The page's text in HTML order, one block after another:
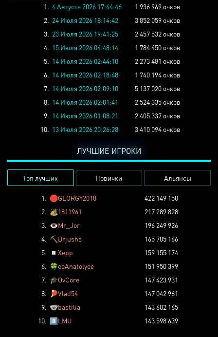
1. 4 Августа 2026 17:44:46
1 936 969 очков
2. 24 Июля 2026 18:14:42
3 852 059 очков
3. 23 Июля 2026 19:41:25
2 457 532 очков
4. 15 Июля 2026 04:48:14
1 784 450 очков
5. 14 Июля 2026 02:44:10
2 273 481 очков
6. 14 Июля 2026 02:18:48
1 740 194 очков
7. 14 Июля 2026 02:09:10
5 137 020 очков
8. 14 Июля 2026 02:01:41
2 524 335 очков
9. 14 Июля 2026 01:08:21
2 405 337 очков
10. 13 Июля 2026 20:26:28 3 410 094 очков
ЛУЧШИЕ ИГРОКИ
Топ лучших Новички Альянсы
1. 🛑GEORGY2018
422 149 150
2. 🏕️1811961
217 289 828
3. 👁️Mr_Jor
196 249 926
4. ⛏️ Drjusha
165 705 166
5.
◽ Xepp
159 155 174
6. 🍀eeAnatolyee
151 950 399
7. 🎓OvCore
147 423 931
8.
🏓Vlad54
147 042 961
9. 🐨bastilia
143 602 165
10. 8️⃣LMU 143 598 639